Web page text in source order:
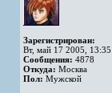
Зарегистрирован:
Вт, май 17 2005, 13:35
Сообщения: 4878
Откуда: Москва
Пол: Мужской